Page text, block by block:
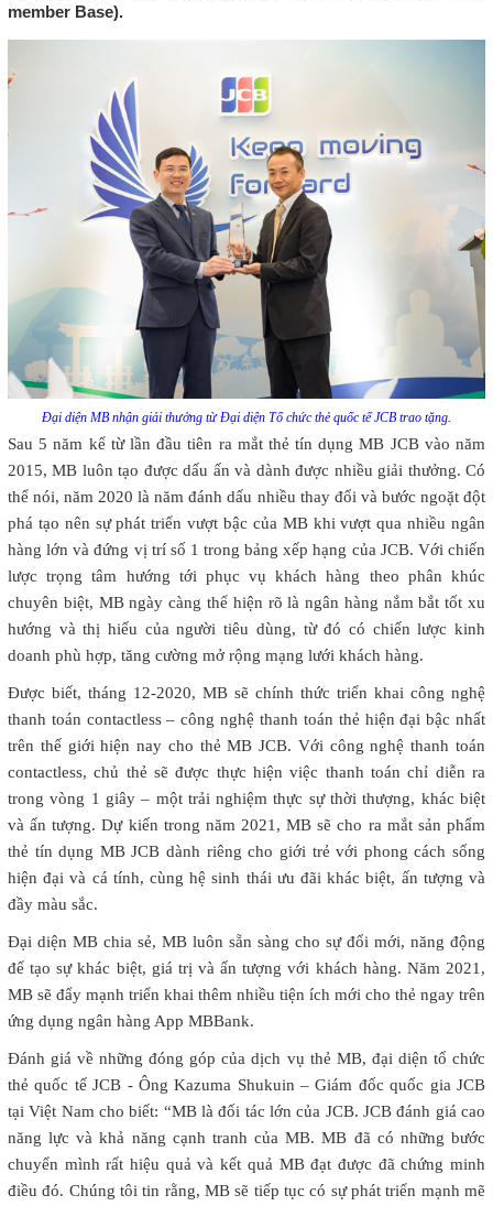
member Base).
Đại diện MB nhận giải thưởng từ Đại diện Tổ chức thẻ quốc tế JCB trao tặng.
Sau 5 năm kể từ lần đầu tiên ra mắt thẻ tín dụng MB JCB vào năm
2015, MB luôn tạo được dấu ấn và dành được nhiều giải thưởng. Có
thể nói, năm 2020 là năm đánh dấu nhiều thay đổi và bước ngoặt đột
phá tạo nên sự phát triển vượt bậc của MB khi vượt qua nhiều ngân
hàng lớn và đứng vị trí số 1 trong bảng xếp hạng của JCB. Với chiến
lược trọng tâm hướng tới phục vụ khách hàng theo phân khúc
chuyên biệt, MB ngày càng thể hiện rõ là ngân hàng nắm bắt tốt xu
hướng và thị hiếu của người tiêu dùng, từ đó có chiến lược kinh
doanh phù hợp, tăng cường mở rộng mạng lưới khách hàng.
Được biết, tháng 12-2020, MB sẽ chính thức triển khai công nghệ
thanh toán contactless – công nghệ thanh toán thẻ hiện đại bậc nhất
trên thế giới hiện nay cho thẻ MB JCB. Với công nghệ thanh toán
contactless, chủ thẻ sẽ được thực hiện việc thanh toán chỉ diễn ra
trong vòng 1 giây – một trải nghiệm thực sự thời thượng, khác biệt
và ấn tượng. Dự kiến trong năm 2021, MB sẽ cho ra mắt sản phẩm
thẻ tín dụng MB JCB dành riêng cho giới trẻ với phong cách sống
hiện đại và cá tính, cùng hệ sinh thái ưu đãi khác biệt, ấn tượng và
đầy màu sắc.
Đại diện MB chia sẻ, MB luôn sẵn sàng cho sự đổi mới, năng động
để tạo sự khác biệt, giá trị và ấn tượng với khách hàng. Năm 2021,
MB sẽ đẩy mạnh triển khai thêm nhiều tiện ích mới cho thẻ ngay trên
ứng dụng ngân hàng App MBBank.
Đánh giá về những đóng góp của dịch vụ thẻ MB, đại diện tổ chức
thẻ quốc tế JCB - Ông Kazuma Shukuin – Giám đốc quốc gia JCB
tại Việt Nam cho biết: “MB là đối tác lớn của JCB. JCB đánh giá cao
năng lực và khả năng cạnh tranh của MB. MB đã có những bước
chuyển mình rất hiệu quả và kết quả MB đạt được đã chứng minh
điều đó. Chúng tôi tin rằng, MB sẽ tiếp tục có sự phát triển mạnh mẽ